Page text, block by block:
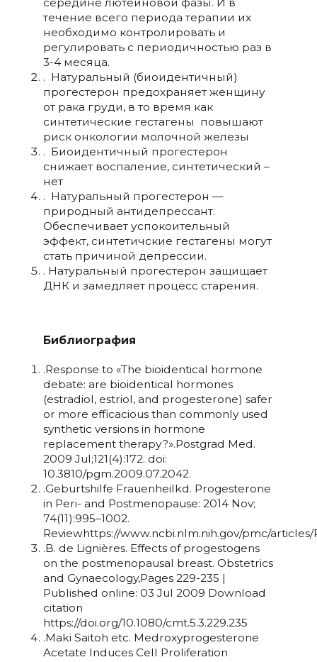
течение всего периода терапии их
необходимо контролировать и
регулировать с периодичностью раз в
3-4 месяца.
. Натуральный (биоидентичный)
прогестерон предохраняет женщину
от рака груди, в то время как
синтетические гестагены повышают
риск онкологии молочной железы
. Биоидентичный прогестерон
снижает воспаление, синтетический –
нет
. Натуральный прогестерон —
природный антидепрессант.
Обеспечивает успокоительный
эффект, синтетичские гестагены могут
стать причиной депрессии.
. Натуральный прогестерон защищает
ДНК и замедляет процесс старения.
Библиография
.Response to «The bioidentical hormone
debate: are bioidentical hormones
(estradiol, estriol, and progesterone) safer
or more efficacious than commonly used
synthetic versions in hormone
replacement therapy?».Postgrad Med.
2009 Jul;121(4):172. doi:
10.3810/pgm.2009.07.2042.
.Geburtshilfe Frauenheilkd. Progesterone
in Peri- and Postmenopause: 2014 Nov;
74(11):995–1002.
Reviewhttps://www.ncbi.nlm.nih.gov/pmc/articles/
.B. de Lignières. Effects of progestogens
on the postmenopausal breast. Obstetrics
and Gynaecology,Pages 229-235 |
Published online: 03 Jul 2009 Download
citation
https://doi.org/10.1080/cmt.5.3.229.235
.Maki Saitoh etc. Medroxyprogesterone
Acetate Induces Cell Proliferation